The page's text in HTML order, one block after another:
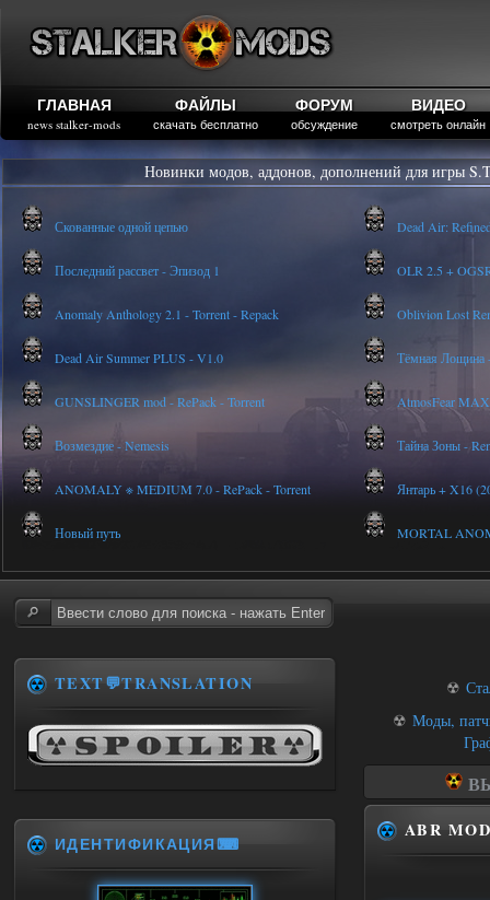
ГЛАВНАЯ
news stalker-mods
ФАЙЛЫ
скачать бесплатно
ФОРУМ
обсуждение
ВИДЕО
смотреть онлайн
Новинки модов, аддонов, дополнений для игры
Скованные одной цепью Dead Air:
Последний рассвет - Эпизод 1 OLR 2.5 +
Anomaly Anthology 2.1 - Torrent - Repack Oblivion Lost
Dead Air Summer PLUS - V1.0 Тёмная Лощина
GUNSLINGER mod - RePack - Torrent AtmosFear MAX
Возмездие - Nemesis Тайна Зоны -
ANOMALY ※ MEDIUM 7.0 - RePack - Torrent Янтарь + X16
Новый путь MORTAL
☢
☢ Моды,
ABR
TEXT💬TRANSLATION
ИДЕНТИФИКАЦИЯ⌨